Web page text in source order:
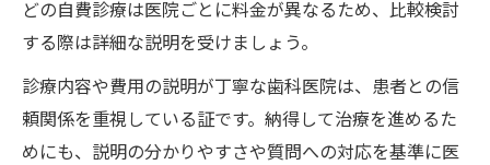
どの自費診療は医院ごとに料金が異なるため、比較検討
する際は詳細な説明を受けましょう。
診療内容や費用の説明が丁寧な歯科医院は、患者との信
頼関係を重視している証です。納得して治療を進めるた
めにも、説明の分かりやすさや質問への対応を基準に医